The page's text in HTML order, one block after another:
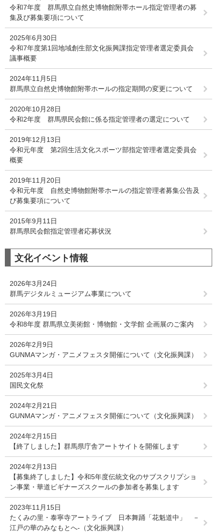
令和7年度 群馬県立自然史博物館附帯ホール指定管理者の募
集及び募集要項について
2025年6月30日
令和7年度第1回地域創生部文化振興課指定管理者選定委員会
議事概要
2024年11月5日
群馬県立自然史博物館附帯ホールの指定期間の変更について
2020年10月28日
令和2年度 群馬県民会館に係る指定管理者の選定について
2019年12月13日
令和元年度 第2回生活文化スポーツ部指定管理者選定委員会
概要
2019年11月20日
令和元年度 自然史博物館附帯ホールの指定管理者募集公告及
び募集要項について
2015年9月11日
群馬県民会館指定管理者応募状況
文化イベント情報
2026年3月24日
群馬デジタルミュージアム事業について
2026年3月19日
令和8年度 群馬県立美術館・博物館・文学館 企画展のご案内
2026年2月9日
GUNMAマンガ・アニメフェスタ開催について（文化振興課）
2025年3月4日
国民文化祭
2024年2月21日
GUNMAマンガ・アニメフェスタ開催について（文化振興課）
2024年2月15日
【終了しました】群馬県庁舎アートサイトを開催します
2024年2月13日
【募集終了しました】令和5年度伝統文化のサブスクリプショ
ン事業・華道ビギナーズスクールの参加者を募集します
2023年11月15日
たくみの里・泰寧寺アートライブ 日本舞踊「花魁道中」 －
江戸の華のみなもとへ-（文化振興課）